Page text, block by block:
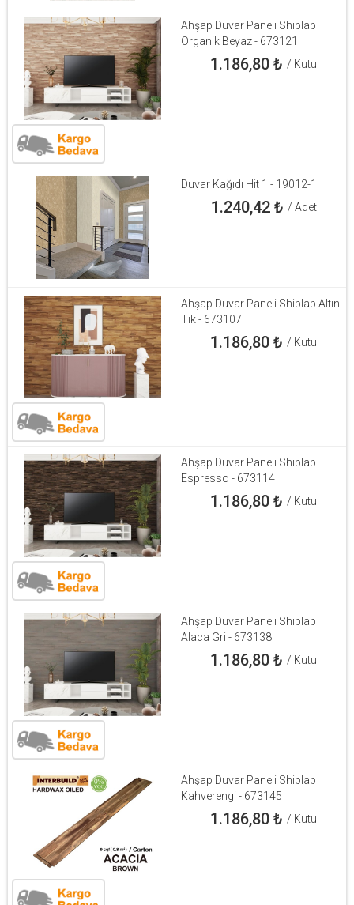
Ahşap Duvar Paneli Shiplap
Organik Beyaz - 673121
1.186,80 ₺ / Kutu
Duvar Kağıdı Hit 1 - 19012-1
1.240,42₺ / Adet
Ahşap Duvar Paneli Shiplap Altın
Tik - 673107
1.186,80 ₺ / Kutu
Ahşap Duvar Paneli Shiplap
Espresso - 673114
1.186,80 ₺ / Kutu
Ahşap Duvar Paneli Shiplap
Alaca Gri - 673138
1.186,80 ₺ / Kutu
Ahşap Duvar Paneli Shiplap
Kahverengi - 673145
1.186,80 ₺ / Kutu